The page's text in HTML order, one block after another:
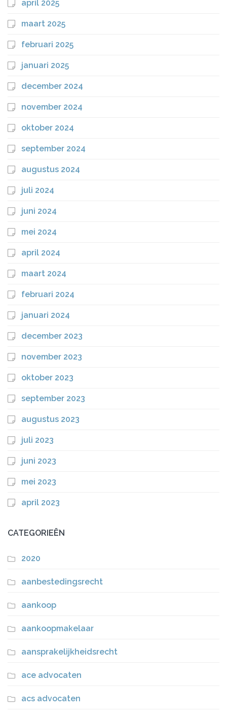
april 2025
maart 2025
februari 2025
januari 2025
december 2024
november 2024
oktober 2024
september 2024
augustus 2024
juli 2024
juni 2024
mei 2024
april 2024
maart 2024
februari 2024
januari 2024
december 2023
november 2023
oktober 2023
september 2023
augustus 2023
juli 2023
juni 2023
mei 2023
april 2023
CATEGORIEËN
2020
aanbestedingsrecht
aankoop
aankoopmakelaar
aansprakelijkheidsrecht
ace advocaten
acs advocaten